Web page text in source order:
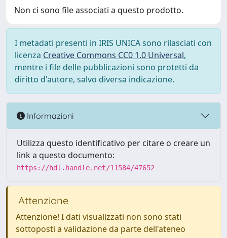
Non ci sono file associati a questo prodotto.
I metadati presenti in IRIS UNICA sono rilasciati con
licenza Creative Commons CC0 1.0 Universal,
mentre i file delle pubblicazioni sono protetti da
diritto d'autore, salvo diversa indicazione.
Informazioni
Utilizza questo identificativo per citare o creare un
link a questo documento:
https://hdl.handle.net/11584/47652
Attenzione
Attenzione! I dati visualizzati non sono stati
sottoposti a validazione da parte dell'ateneo